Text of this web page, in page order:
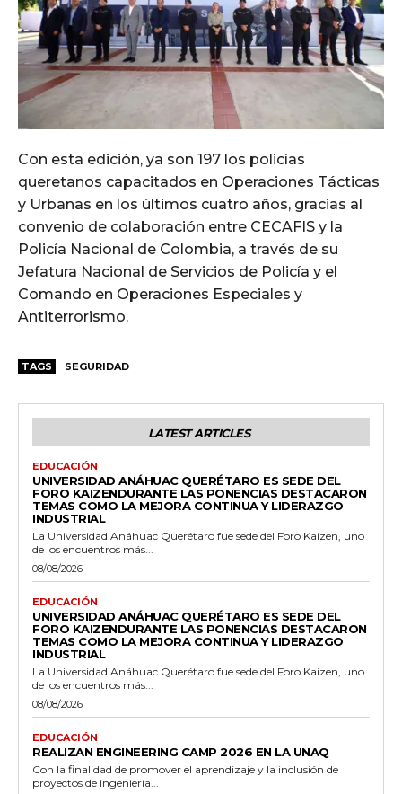
Con esta edición, ya son 197 los policías
queretanos capacitados en Operaciones Tácticas
y Urbanas en los últimos cuatro años, gracias al
convenio de colaboración entre CECAFIS y la
Policía Nacional de Colombia, a través de su
Jefatura Nacional de Servicios de Policía y el
Comando en Operaciones Especiales y
Antiterrorismo.
TAGS SEGURIDAD
LATEST ARTICLES
EDUCACIÓN
UNIVERSIDAD ANÁHUAC QUERÉTARO ES SEDE DEL
FORO KAIZENDURANTE LAS PONENCIAS DESTACARON
TEMAS COMO LA MEJORA CONTINUA Y LIDERAZGO
INDUSTRIAL
La Universidad Anáhuac Querétaro fue sede del Foro Kaizen, uno
de los encuentros más...
08/08/2026
EDUCACIÓN
UNIVERSIDAD ANÁHUAC QUERÉTARO ES SEDE DEL
FORO KAIZENDURANTE LAS PONENCIAS DESTACARON
TEMAS COMO LA MEJORA CONTINUA Y LIDERAZGO
INDUSTRIAL
La Universidad Anáhuac Querétaro fue sede del Foro Kaizen, uno
de los encuentros más...
08/08/2026
EDUCACIÓN
REALIZAN ENGINEERING CAMP 2026 EN LA UNAQ
Con la finalidad de promover el aprendizaje y la inclusión de
proyectos de ingeniería...